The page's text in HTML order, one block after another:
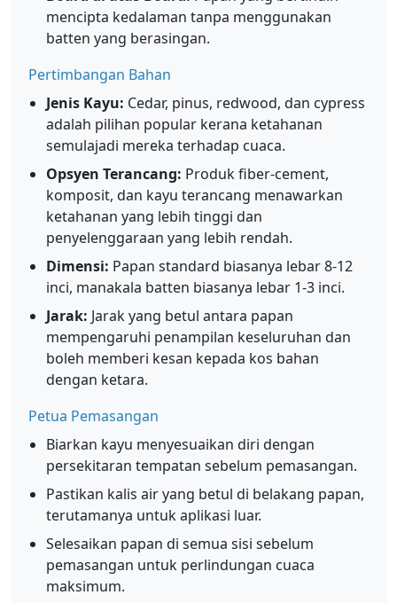
mencipta kedalaman tanpa menggunakan
batten yang berasingan.
Pertimbangan Bahan
Jenis Kayu: Cedar, pinus, redwood, dan cypress
adalah pilihan popular kerana ketahanan
semulajadi mereka terhadap cuaca.
Opsyen Terancang: Produk fiber-cement,
komposit, dan kayu terancang menawarkan
ketahanan yang lebih tinggi dan
penyelenggaraan yang lebih rendah.
Dimensi: Papan standard biasanya lebar 8-12
inci, manakala batten biasanya lebar 1-3 inci.
Jarak: Jarak yang betul antara papan
mempengaruhi penampilan keseluruhan dan
boleh memberi kesan kepada kos bahan
dengan ketara.
Petua Pemasangan
Biarkan kayu menyesuaikan diri dengan
persekitaran tempatan sebelum pemasangan.
Pastikan kalis air yang betul di belakang papan,
terutamanya untuk aplikasi luar.
Selesaikan papan di semua sisi sebelum
pemasangan untuk perlindungan cuaca
maksimum.